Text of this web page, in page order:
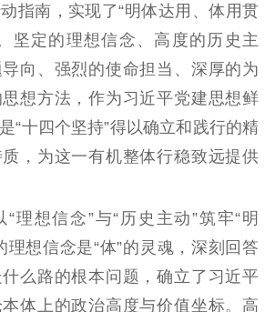
指南，实现了“明体达用、体用贯
坚定的理想信念、高度的历史主
向、强烈的使命担当、深厚的为
想方法，作为习近平党建思想鲜
“十四个坚持”得以确立和践行的精
，为这一有机整体行稳致远提供
想信念”与“历史主动”筑牢“明
理想信念是“体”的灵魂，深刻回答
么路的根本问题，确立了习近平
体上的政治高度与价值坐标。高